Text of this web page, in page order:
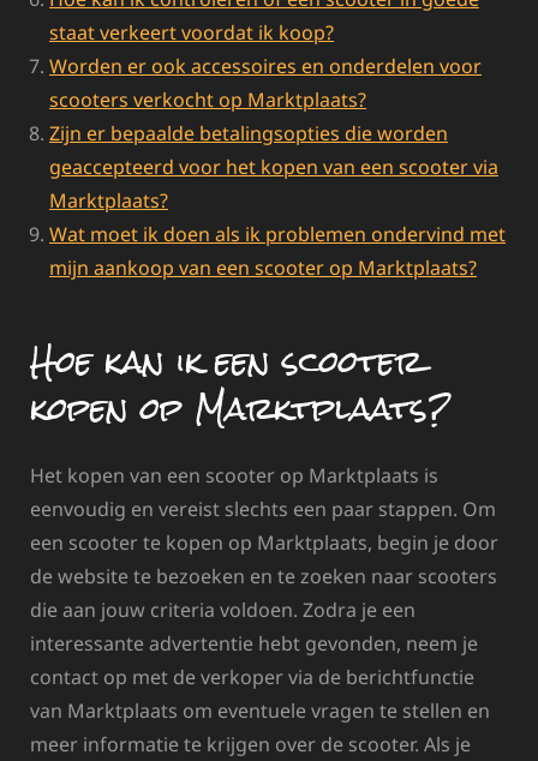
staat verkeert voordat ik koop?
Worden er ook accessoires en onderdelen voor
scooters verkocht op Marktplaats?
Zijn er bepaalde betalingsopties die worden
geaccepteerd voor het kopen van een scooter via
Marktplaats?
Wat moet ik doen als ik problemen ondervind met
mijn aankoop van een scooter op Marktplaats?
Hoe kan ik een scooter
kopen op Marktplaats?
Het kopen van een scooter op Marktplaats is
eenvoudig en vereist slechts een paar stappen. Om
een scooter te kopen op Marktplaats, begin je door
de website te bezoeken en te zoeken naar scooters
die aan jouw criteria voldoen. Zodra je een
interessante advertentie hebt gevonden, neem je
contact op met de verkoper via de berichtfunctie
van Marktplaats om eventuele vragen te stellen en
meer informatie te krijgen over de scooter. Als je